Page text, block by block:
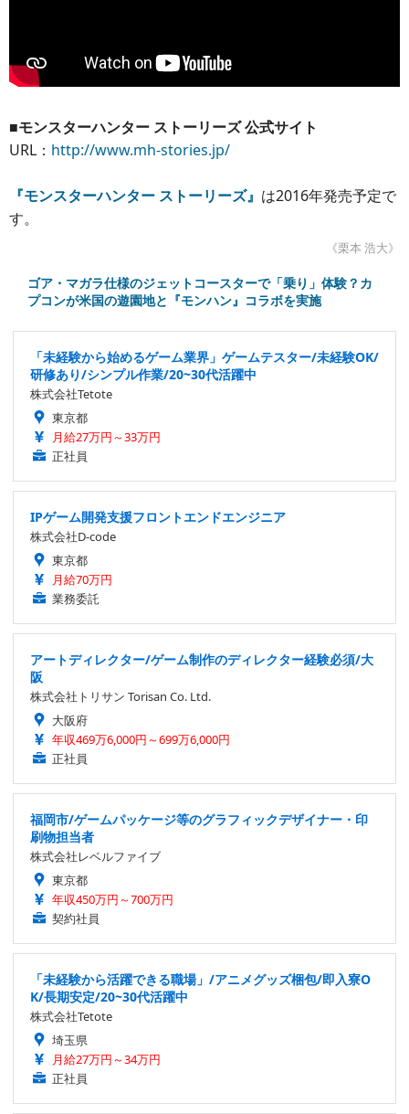
■モンスターハンター ストーリーズ 公式サイト
URL： http://www.mh-stories.jp/
『モンスターハンター ストーリーズ』 は2016年発売予定で
す。
《栗本 浩大》
ゴア・マガラ仕様のジェットコースターで「乗り」体験？カ
プコンが米国の遊園地と『モンハン』コラボを実施
「未経験から始めるゲーム業界」ゲームテスター/未経験OK/
研修あり/シンプル作業/20~30代活躍中
株式会社Tetote
東京都
月給27万円～33万円
正社員
IPゲーム開発支援フロントエンドエンジニア
株式会社D-code
東京都
月給70万円
業務委託
アートディレクター/ゲーム制作のディレクター経験必須/大
阪
株式会社トリサン Torisan Co. Ltd.
大阪府
年収469万6,000円～699万6,000円
正社員
福岡市/ゲームパッケージ等のグラフィックデザイナー・印
刷物担当者
株式会社レベルファイブ
東京都
年収450万円～700万円
契約社員
「未経験から活躍できる職場」/アニメグッズ梱包/即入寮O
K/長期安定/20~30代活躍中
株式会社Tetote
埼玉県
月給27万円～34万円
正社員